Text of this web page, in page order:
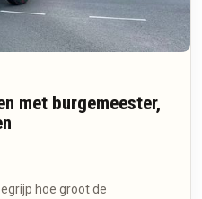
met burgemeester,
hoe groot de